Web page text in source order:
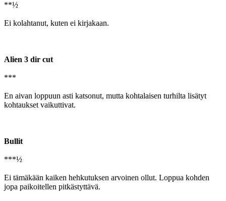
**½
Ei kolahtanut, kuten ei kirjakaan.
Alien 3 dir cut
***
En aivan loppuun asti katsonut, mutta kohtalaisen turhilta lisätyt
kohtaukset vaikuttivat.
Bullit
***½
Ei tämäkään kaiken hehkutuksen arvoinen ollut. Loppua kohden
jopa paikoitellen pitkästyttävä.